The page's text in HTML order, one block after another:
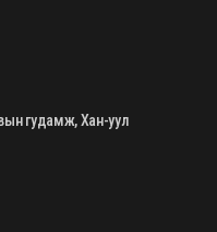
гудамж, Хан-уул